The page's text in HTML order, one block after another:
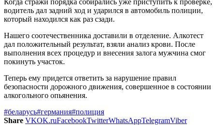
водитель дал задний ход и ударился в автомобиль полиции,
который находился как раз сзади.
Нашего соотечественника доставили в отделение. Алкотест
дал положительный результат, взяли анализ крови. После
выполнения всех процедур и внесения залога мужчина смог
покинуть участок.
Теперь ему придется ответить за нарушение правил
безопасности дорожного движения, совершенное в состоянии
алкогольного опьянения.
#беларусь#германия#полиция
Share VKOK.ruFacebookTwitterWhatsAppTelegramViber